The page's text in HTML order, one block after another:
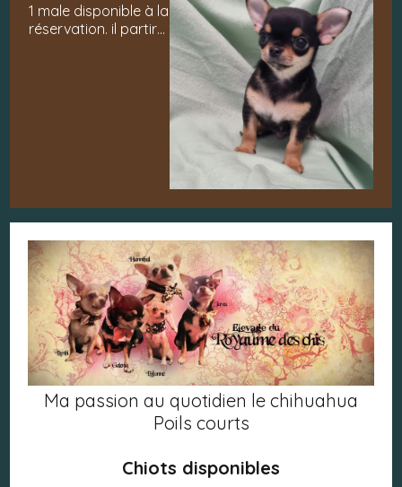
1 male disponible à la
réservation. il partira
Ma passion au quotidien le chihuahua
Poils courts
Chiots disponibles